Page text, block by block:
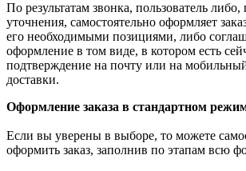
По результатам звонка, пользователь либо,
уточнения, самостоятельно оформляет
его необходимыми позициями, либо
оформление в том виде, в котором есть
подтверждение на почту или на
доставки.
Оформление заказа в стандартном
Если вы уверены в выборе, то можете
оформить заказ, заполнив по этапам всю